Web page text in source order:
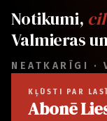
Notikumi,
Valmieras
NEATKARĪGI ·
KĻŪSTI PAR
Abonē